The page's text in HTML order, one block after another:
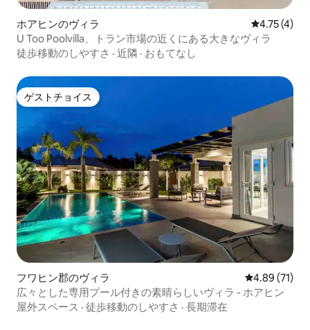
ホアヒンのヴィラ レビュー4
4.75 (4)
U Too Poolvilla、トラン市場の近くにある大きなヴィラ
徒歩移動のしやすさ · 近隣 · おもてなし
ゲストチョイス
ゲストチョイス
フワヒン郡のヴィラ レビュー71
4.89 (71)
広々とした専用プール付きの素晴らしいヴィラ - ホアヒン
屋外スペース · 徒歩移動のしやすさ · 長期滞在